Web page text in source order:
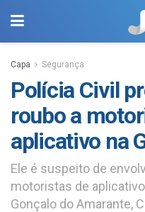
Capa Segurança
Polícia Civil
roubo a
aplicativo na
Ele é suspeito de
motoristas de
Gonçalo do Amarante,